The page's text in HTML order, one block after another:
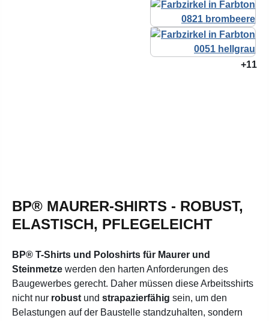
+11
BP® MAURER-SHIRTS - ROBUST,
ELASTISCH, PFLEGELEICHT
BP® T-Shirts und Poloshirts für Maurer und
Steinmetze werden den harten Anforderungen des
Baugewerbes gerecht. Daher müssen diese Arbeitsshirts
nicht nur robust und strapazierfähig sein, um den
Belastungen auf der Baustelle standzuhalten, sondern